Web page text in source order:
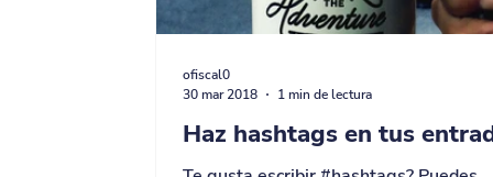
Haz hashtags en tus
ofiscal0
30 mar 2018
1 min de lectura